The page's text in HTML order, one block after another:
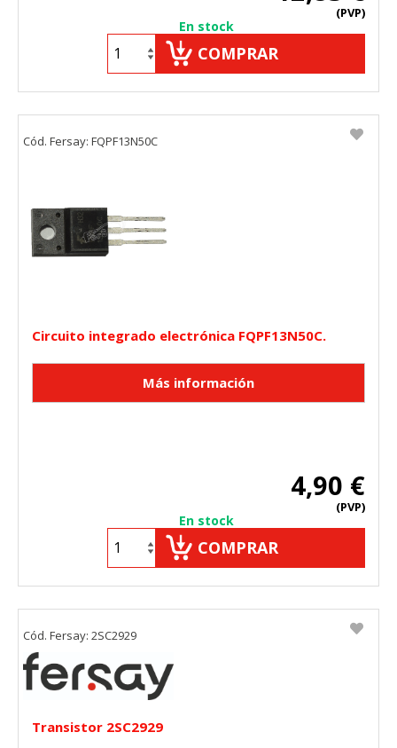
(PVP)
En stock
COMPRAR
Circuito integrado electrónica FQPF13N50C.
4,90 €
(PVP)
En stock
COMPRAR
Cód. Fersay: FQPF13N50C
Transistor 2SC2929
Cód. Fersay: 2SC2929